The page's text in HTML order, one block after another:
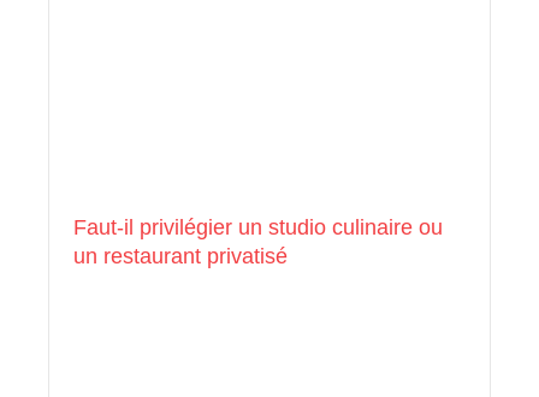
Faut-il privilégier un studio culinaire ou
un restaurant privatisé